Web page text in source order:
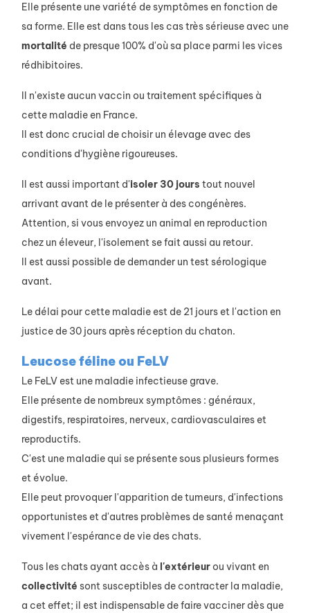
Elle présente une variété de symptômes en fonction de
sa forme. Elle est dans tous les cas très sérieuse avec une
mortalité de presque 100% d'où sa place parmi les vices
rédhibitoires.
Il n'existe aucun vaccin ou traitement spécifiques à
cette maladie en France.
Il est donc crucial de choisir un élevage avec des
conditions d'hygiène rigoureuses.
Il est aussi important d'isoler 30 jours tout nouvel
arrivant avant de le présenter à des congénères.
Attention, si vous envoyez un animal en reproduction
chez un éleveur, l'isolement se fait aussi au retour.
Il est aussi possible de demander un test sérologique
avant.
Le délai pour cette maladie est de 21 jours et l'action en
justice de 30 jours après réception du chaton.
Leucose féline ou FeLV
Le FeLV est une maladie infectieuse grave.
Elle présente de nombreux symptômes : généraux,
digestifs, respiratoires, nerveux, cardiovasculaires et
reproductifs.
C'est une maladie qui se présente sous plusieurs formes
et évolue.
Elle peut provoquer l'apparition de tumeurs, d'infections
opportunistes et d'autres problèmes de santé menaçant
vivement l'espérance de vie des chats.
Tous les chats ayant accès à l'extérieur ou vivant en
collectivité sont susceptibles de contracter la maladie,
a cet effet; il est indispensable de faire vacciner dès que